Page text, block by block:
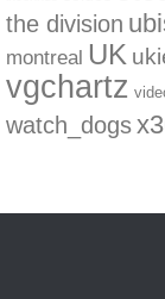
the division
montreal UK
vgchartz
watch_dogs